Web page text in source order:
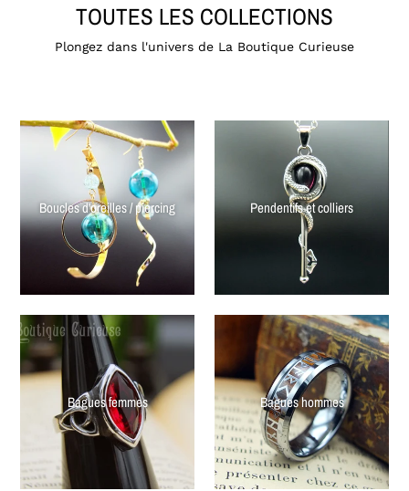
TOUTES LES COLLECTIONS
Plongez dans l'univers de La Boutique Curieuse
Boucles d'oreilles / piercing Pendentifs et colliers
Bagues femmes Bagues hommes